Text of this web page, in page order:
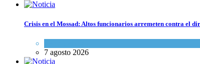
Crisis en el Mossad: Altos funcionarios arremeten contra el
7 agosto 2026